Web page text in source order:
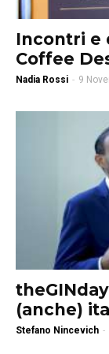
Incontri e
Coffee
Nadia Rossi - 9
(anche)
Stefano Nincevich -